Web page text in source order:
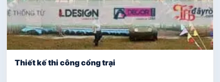
Thiết kế thi công cổng trại